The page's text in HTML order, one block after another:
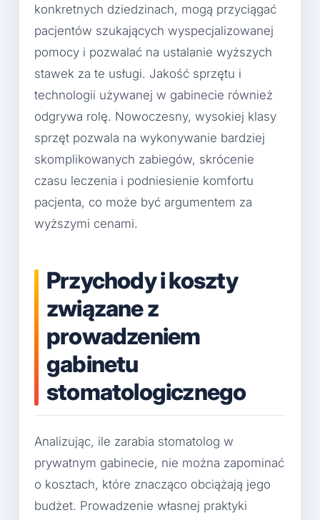
konkretnych dziedzinach, mogą przyciągać
pacjentów szukających wyspecjalizowanej
pomocy i pozwalać na ustalanie wyższych
stawek za te usługi. Jakość sprzętu i
technologii używanej w gabinecie również
odgrywa rolę. Nowoczesny, wysokiej klasy
sprzęt pozwala na wykonywanie bardziej
skomplikowanych zabiegów, skrócenie
czasu leczenia i podniesienie komfortu
pacjenta, co może być argumentem za
wyższymi cenami.
Przychody i koszty
związane z
prowadzeniem
gabinetu
stomatologicznego
Analizując, ile zarabia stomatolog w
prywatnym gabinecie, nie można zapominać
o kosztach, które znacząco obciążają jego
budżet. Prowadzenie własnej praktyki